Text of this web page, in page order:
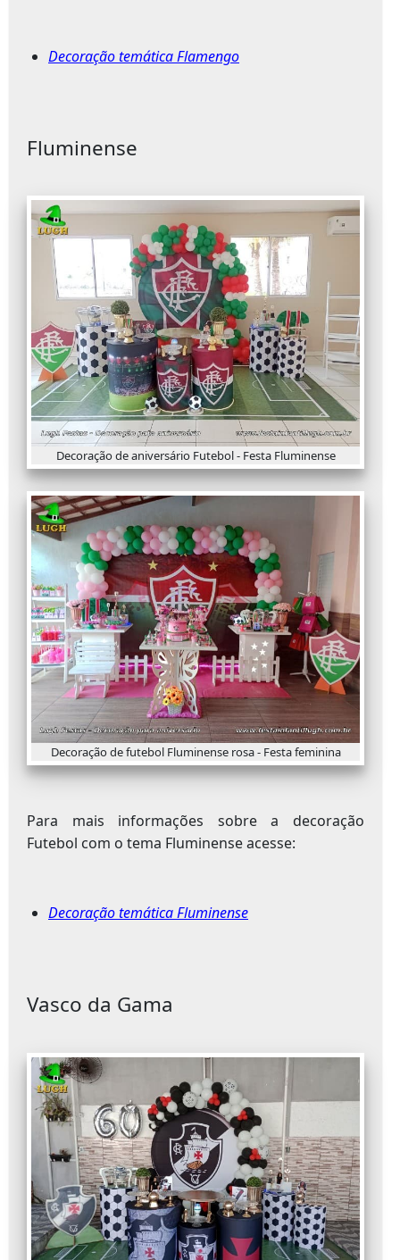
Decoração temática Flamengo
Fluminense
Decoração de aniversário Futebol - Festa Fluminense
Decoração de futebol Fluminense rosa - Festa feminina
Para mais informações sobre a decoração
Futebol com o tema Fluminense acesse:
Decoração temática Fluminense
Vasco da Gama